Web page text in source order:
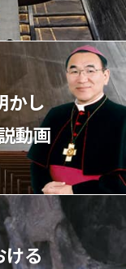
かし
動画
ける